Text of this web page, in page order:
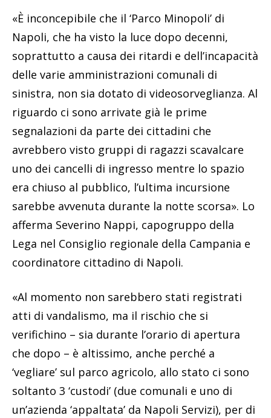
«È inconcepibile che il ‘Parco Minopoli’ di
Napoli, che ha visto la luce dopo decenni,
soprattutto a causa dei ritardi e dell’incapacità
delle varie amministrazioni comunali di
sinistra, non sia dotato di videosorveglianza. Al
riguardo ci sono arrivate già le prime
segnalazioni da parte dei cittadini che
avrebbero visto gruppi di ragazzi scavalcare
uno dei cancelli di ingresso mentre lo spazio
era chiuso al pubblico, l’ultima incursione
sarebbe avvenuta durante la notte scorsa». Lo
afferma Severino Nappi, capogruppo della
Lega nel Consiglio regionale della Campania e
coordinatore cittadino di Napoli.
«Al momento non sarebbero stati registrati
atti di vandalismo, ma il rischio che si
verifichino – sia durante l’orario di apertura
che dopo – è altissimo, anche perché a
‘vegliare’ sul parco agricolo, allo stato ci sono
soltanto 3 ‘custodi’ (due comunali e uno di
un’azienda ‘appaltata’ da Napoli Servizi), per di